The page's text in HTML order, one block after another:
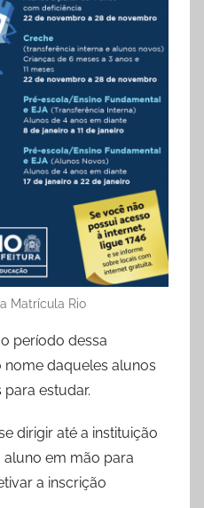
Matrícula Rio
período dessa
daqueles alunos
estudar.
dirigir até a instituição
em mão para
a inscrição